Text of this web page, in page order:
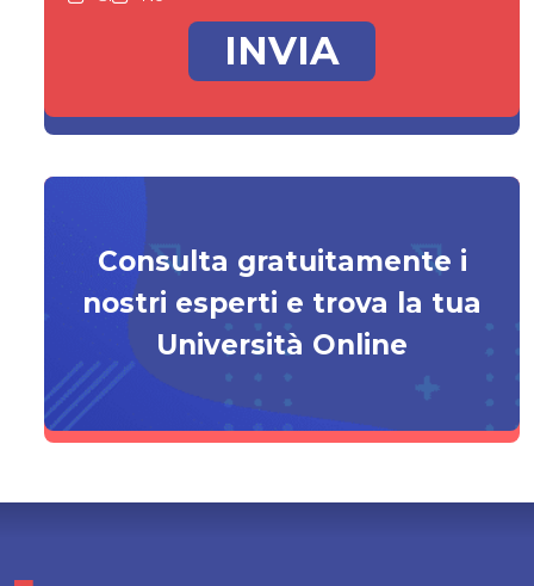
Consulta gratuitamente i
nostri esperti e trova la tua
Università Online